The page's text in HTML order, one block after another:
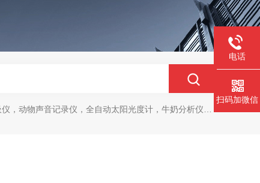
音记录仪，全自动太阳光度计，牛奶分析仪，牛奶体细胞测定仪，质构仪，高胶强度测定仪
电话
扫码加微信